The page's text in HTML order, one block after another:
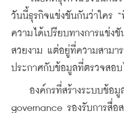
วันนี้ธุรกิจแข่งขันกันว่าใคร
ความได้เปรียบทางการแข่ง
สวยงาม แต่อยู่ที่ความสามาร
ประกาศกับข้อมูลที่ตรวจสอบ
องค์กรที่สร้างระบบข้อมูล
governance รองรับการสื่อ